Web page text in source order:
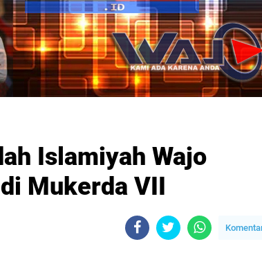
Islamiyah Wajo
Mukerda VII